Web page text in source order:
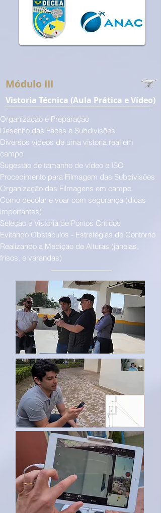
Módulo III
Vistoria Técnica (Aula Prática e Vídeo)
Organização e Preparação
Desenho das Faces e Subdivisões
Diversos vídeos de uma vistoria real em
campo
Sugestão de tamanho de vídeo e ISO
Procedimento para Filmagem das Subdivisões
Organização das Filmagens em campo
Como decolar e voar com segurança (dicas
importantes)
Seleção e Vistoria de Pontos Críticos
Evitando Obstáculos - Estratégias de Contorno
Realizando a Medição de Alturas (janelas,
frisos, e varandas)